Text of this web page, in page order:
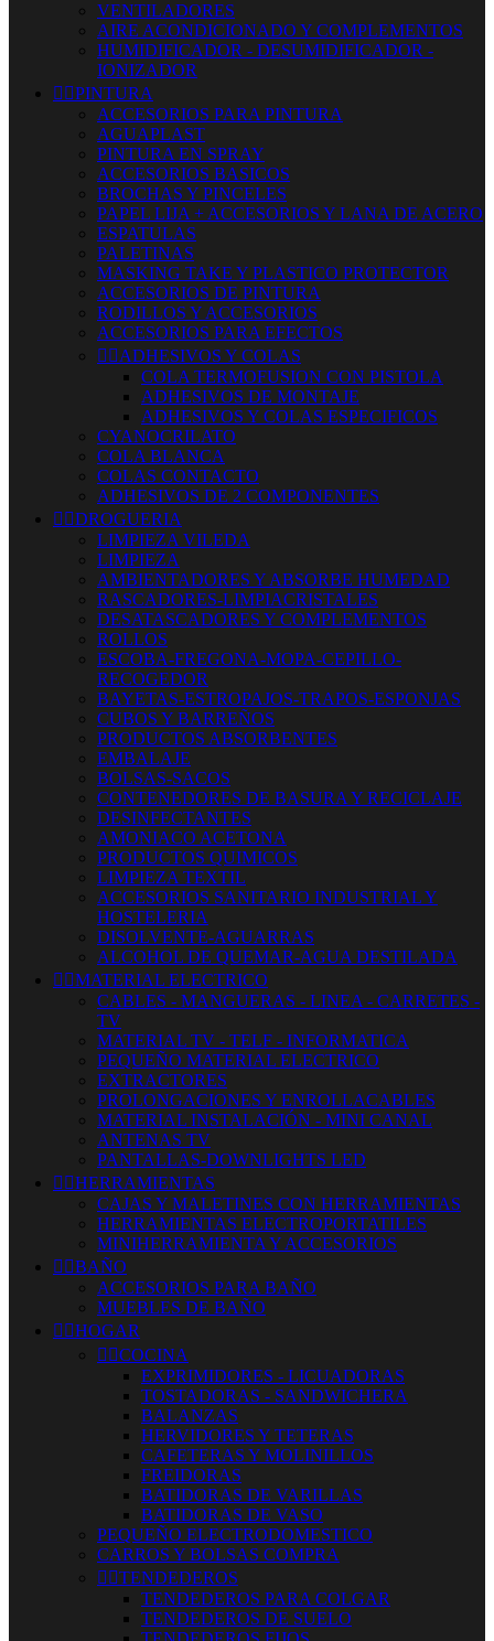
VENTILADORES
AIRE ACONDICIONADO Y COMPLEMENTOS
HUMIDIFICADOR - DESUMIDIFICADOR -
IONIZADOR
 PINTURA
ACCESORIOS PARA PINTURA
AGUAPLAST
PINTURA EN SPRAY
ACCESORIOS BASICOS
BROCHAS Y PINCELES
PAPEL LIJA + ACCESORIOS Y LANA DE ACERO
ESPATULAS
PALETINAS
MASKING TAKE Y PLASTICO PROTECTOR
ACCESORIOS DE PINTURA
RODILLOS Y ACCESORIOS
ACCESORIOS PARA EFECTOS
 ADHESIVOS Y COLAS
COLA TERMOFUSION CON PISTOLA
ADHESIVOS DE MONTAJE
ADHESIVOS Y COLAS ESPECIFICOS
CYANOCRILATO
COLA BLANCA
COLAS CONTACTO
ADHESIVOS DE 2 COMPONENTES
 DROGUERIA
LIMPIEZA VILEDA
LIMPIEZA
AMBIENTADORES Y ABSORBE HUMEDAD
RASCADORES-LIMPIACRISTALES
DESATASCADORES Y COMPLEMENTOS
ROLLOS
ESCOBA-FREGONA-MOPA-CEPILLO-
RECOGEDOR
BAYETAS-ESTROPAJOS-TRAPOS-ESPONJAS
CUBOS Y BARREÑOS
PRODUCTOS ABSORBENTES
EMBALAJE
BOLSAS-SACOS
CONTENEDORES DE BASURA Y RECICLAJE
DESINFECTANTES
AMONIACO ACETONA
PRODUCTOS QUIMICOS
LIMPIEZA TEXTIL
ACCESORIOS SANITARIO INDUSTRIAL Y
HOSTELERIA
DISOLVENTE-AGUARRAS
ALCOHOL DE QUEMAR-AGUA DESTILADA
 MATERIAL ELECTRICO
CABLES - MANGUERAS - LINEA - CARRETES -
TV
MATERIAL TV - TELF - INFORMATICA
PEQUEÑO MATERIAL ELECTRICO
EXTRACTORES
PROLONGACIONES Y ENROLLACABLES
MATERIAL INSTALACIÓN - MINI CANAL
ANTENAS TV
PANTALLAS-DOWNLIGHTS LED
 HERRAMIENTAS
CAJAS Y MALETINES CON HERRAMIENTAS
HERRAMIENTAS ELECTROPORTATILES
MINIHERRAMIENTA Y ACCESORIOS
 BAÑO
ACCESORIOS PARA BAÑO
MUEBLES DE BAÑO
 HOGAR
 COCINA
EXPRIMIDORES - LICUADORAS
TOSTADORAS - SANDWICHERA
BALANZAS
HERVIDORES Y TETERAS
CAFETERAS Y MOLINILLOS
FREIDORAS
BATIDORAS DE VARILLAS
BATIDORAS DE VASO
PEQUEÑO ELECTRODOMESTICO
CARROS Y BOLSAS COMPRA
 TENDEDEROS
TENDEDEROS PARA COLGAR
TENDEDEROS DE SUELO